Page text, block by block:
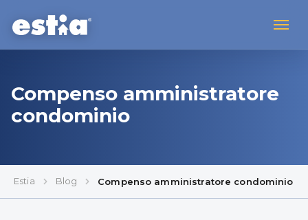
Compenso amministratore
condominio
Estia Blog Compenso amministratore condominio